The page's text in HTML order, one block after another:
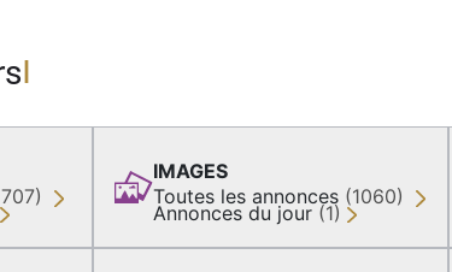
IMAGES
Toutes les annonces (1060)
Annonces du jour (1)